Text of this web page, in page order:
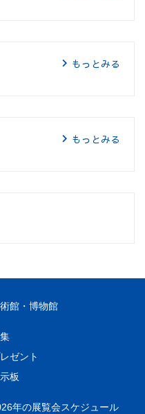
もっとみる
もっとみる
館・博物館
ゼント
板
年の展覧会スケジュール